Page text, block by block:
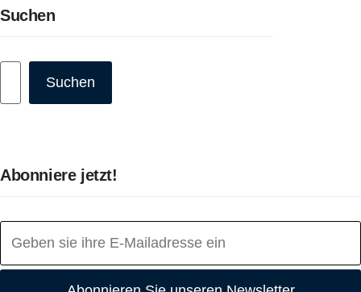
Suchen
Suchen
Abonniere jetzt!